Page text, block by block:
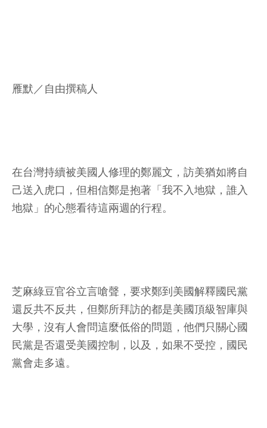
雁默／自由撰稿人
在台灣持續被美國人修理的鄭麗文，訪美猶如將自
己送入虎口，但相信鄭是抱著「我不入地獄，誰入
地獄」的心態看待這兩週的行程。
芝麻綠豆官谷立言嗆聲，要求鄭到美國解釋國民黨
還反共不反共，但鄭所拜訪的都是美國頂級智庫與
大學，沒有人會問這麼低俗的問題，他們只關心國
民黨是否還受美國控制，以及，如果不受控，國民
黨會走多遠。